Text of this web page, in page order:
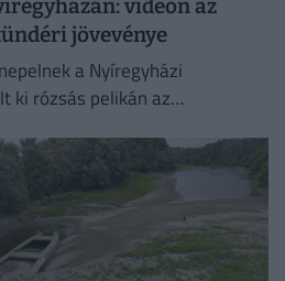
videón az
jövevénye
a Nyíregyházi
ki rózsás pelikán az
pedig...